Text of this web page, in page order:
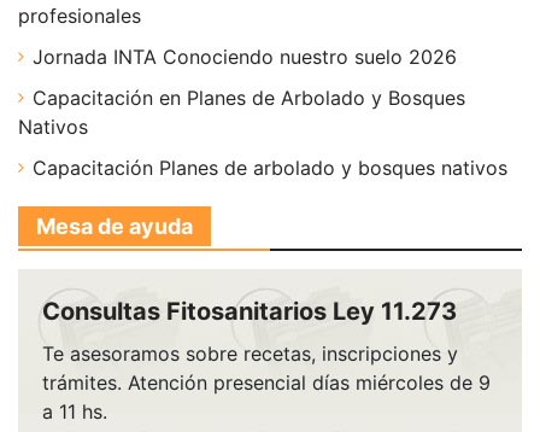
profesionales
Jornada INTA Conociendo nuestro suelo 2026
Capacitación en Planes de Arbolado y Bosques
Nativos
Capacitación Planes de arbolado y bosques nativos
Mesa de ayuda
Consultas Fitosanitarios Ley 11.273
Te asesoramos sobre recetas, inscripciones y
trámites. Atención presencial días miércoles de 9
a 11 hs.